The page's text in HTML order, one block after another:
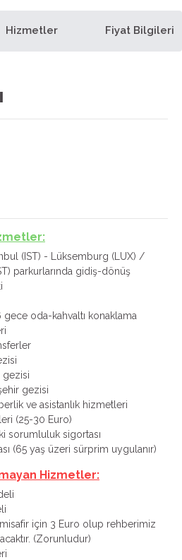
Hizmetler Fiyat Bilgileri
(IST) - Lüksemburg (LUX) /
parkurlarında gidiş-dönüş
gece oda-kahvaltı konaklama
gezisi
gezisi
ve asistanlık hizmetleri
(25-30 Euro)
sorumluluk sigortası
(65 yaş üzeri sürprim uygulanır)
Hizmetler:
için 3 Euro olup rehberimiz
(Zorunludur)